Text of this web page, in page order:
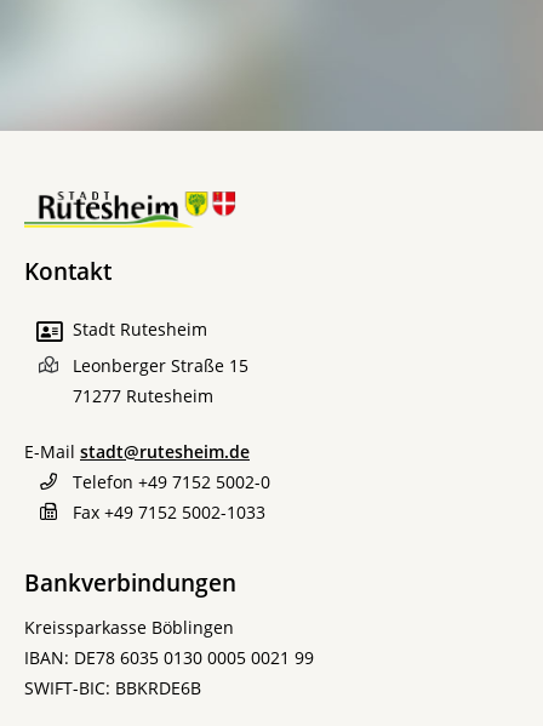
Kontakt
Stadt Rutesheim
Leonberger Straße 15
71277 Rutesheim
E-Mail stadt@rutesheim.de
Telefon +49 7152 5002-0
Fax +49 7152 5002-1033
Bankverbindungen
Kreissparkasse Böblingen
IBAN: DE78 6035 0130 0005 0021 99
SWIFT-BIC: BBKRDE6B